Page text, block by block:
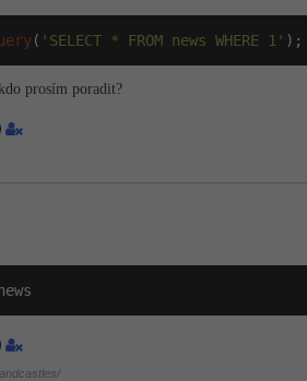
( 'SELECT * FROM news WHERE 1' );
prosím poradit?